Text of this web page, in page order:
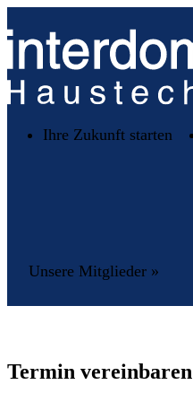
Ihre Zukunft starten
Unsere Mitglieder »
Termin vereinbaren